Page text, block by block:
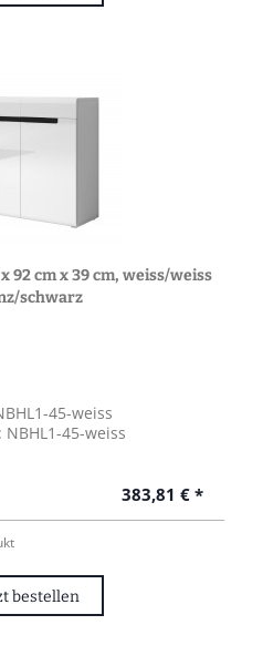
92 cm x 39 cm, weiss/weiss
schwarz
45-weiss
45-weiss
383,81 € *
bestellen